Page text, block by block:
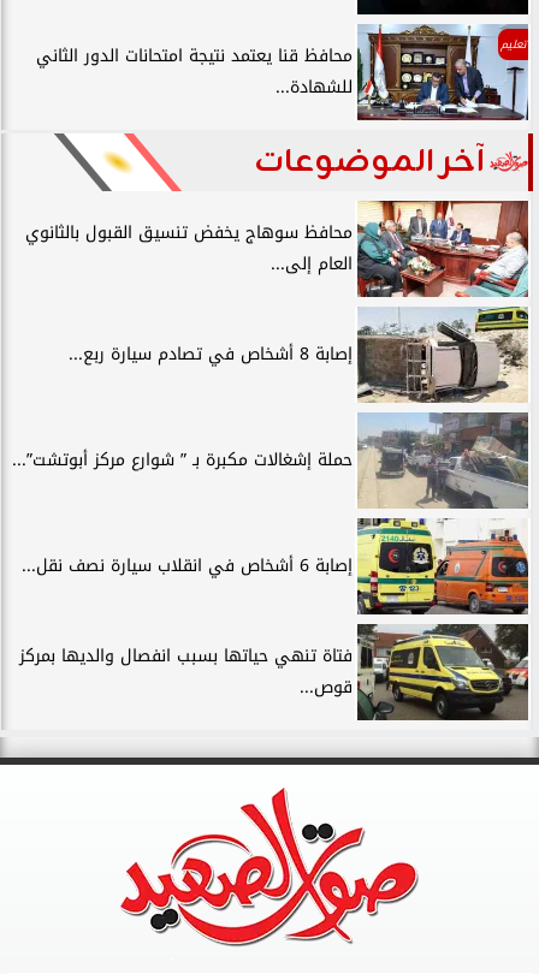
تعليم
محافظ قنا يعتمد نتيجة امتحانات الدور الثاني
للشهادة...
آخر الموضوعات
محافظ سوهاج يخفض تنسيق القبول بالثانوي
العام إلى...
إصابة 8 أشخاص في تصادم سيارة ربع...
حملة إشغالات مكبرة بـ ” شوارع مركز أبوتشت”...
إصابة 6 أشخاص في انقلاب سيارة نصف نقل...
فتاة تنهي حياتها بسبب انفصال والديها بمركز
قوص...